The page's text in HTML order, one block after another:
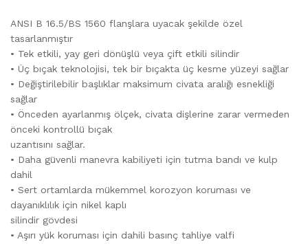
ANSI B 16.5/BS 1560 flanşlara uyacak şekilde özel
tasarlanmıştır
• Tek etkili, yay geri dönüşlü veya çift etkili silindir
• Üç bıçak teknolojisi, tek bir bıçakta üç kesme yüzeyi sağlar
• Değiştirilebilir başlıklar maksimum civata aralığı esnekliği
sağlar
• Önceden ayarlanmış ölçek, civata dişlerine zarar vermeden
önceki kontrollü bıçak
uzantısını sağlar.
• Daha güvenli manevra kabiliyeti için tutma bandı ve kulp
dahil
• Sert ortamlarda mükemmel korozyon koruması ve
dayanıklılık için nikel kaplı
silindir gövdesi
• Aşırı yük koruması için dahili basınç tahliye valfi